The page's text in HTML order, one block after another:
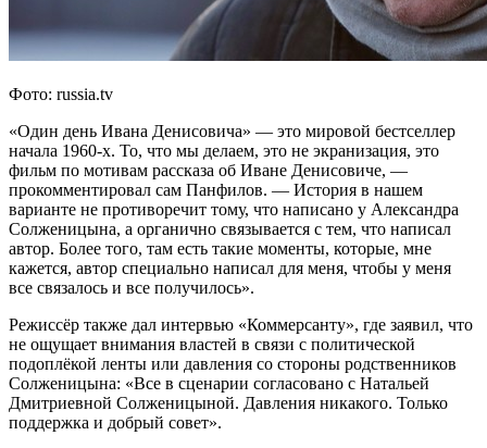
Фото: russia.tv
«Один день Ивана Денисовича» — это мировой бестселлер
начала 1960-х. То, что мы делаем, это не экранизация, это
фильм по мотивам рассказа об Иване Денисовиче, —
прокомментировал сам Панфилов. — История в нашем
варианте не противоречит тому, что написано у Александра
Солженицына, а органично связывается с тем, что написал
автор. Более того, там есть такие моменты, которые, мне
кажется, автор специально написал для меня, чтобы у меня
все связалось и все получилось».
Режиссёр также дал интервью «Коммерсанту», где заявил, что
не ощущает внимания властей в связи с политической
подоплёкой ленты или давления со стороны родственников
Солженицына: «Все в сценарии согласовано с Натальей
Дмитриевной Солженицыной. Давления никакого. Только
поддержка и добрый совет».